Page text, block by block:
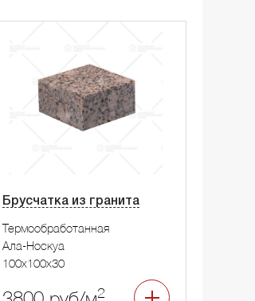
Брусчатка из гранита
Термообработанная
Ала-Носкуа
100x100x30
2